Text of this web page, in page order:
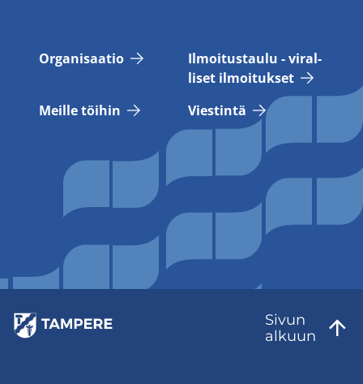
Or­ga­ni­saa­tio
Il­moi­tus­tau­lu - vi­ral­
li­set il­moi­tuk­set
Meil­le töi­hin
Vies­tin­tä
Sivun
al­kuun